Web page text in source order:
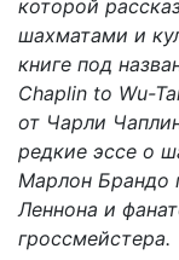
которой
шахматами и
книге под
Chaplin to Wu-
от Чарли
редкие эссе о
Марлон Брандо
Леннона и
гроссмейстера.